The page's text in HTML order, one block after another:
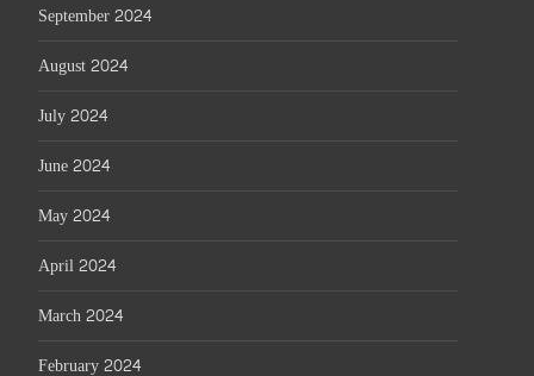
September 2024
August 2024
July 2024
June 2024
May 2024
April 2024
March 2024
February 2024